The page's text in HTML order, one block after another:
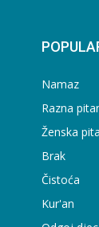
Namaz
Razna
Ženska
Brak
Čistoća
Kur'an